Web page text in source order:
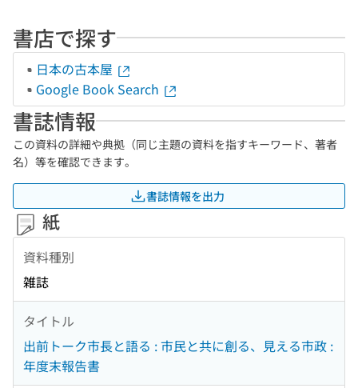
書店で探す
日本の古本屋
Google Book Search
書誌情報
この資料の詳細や典拠（同じ主題の資料を指すキーワード、著者
名）等を確認できます。
書誌情報を出力
紙
資料種別
雑誌
タイトル
出前トーク市長と語る : 市民と共に創る、見える市政 :
年度末報告書